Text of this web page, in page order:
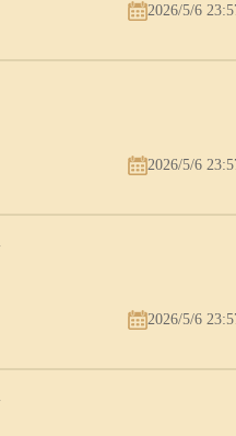
2026/5/6
2026/5/6
2026/5/6